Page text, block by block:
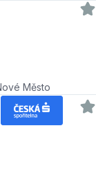
Město